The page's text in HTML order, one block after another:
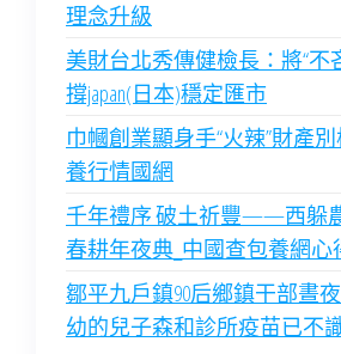
理念升級
美財台北秀傳健檢長：將“不
撐japan(日本)穩定匯市
巾幗創業顯身手“火辣”財產
養行情國網
千年禮序 破土祈豐——西躲
春耕年夜典_中國查包養網心
鄒平九戶鎮90后鄉鎮干部晝
幼的兒子森和診所疫苗已不